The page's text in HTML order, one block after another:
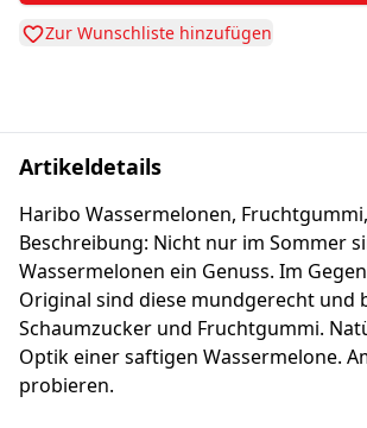
Zur Wunschliste hinzufügen
Artikeldetails
Haribo Wassermelonen,
Beschreibung: Nicht nur im Sommer
Wassermelonen ein Genuss. Im
Original sind diese mundgerecht und
Schaumzucker und Fruchtgummi.
Optik einer saftigen Wassermelone.
probieren.